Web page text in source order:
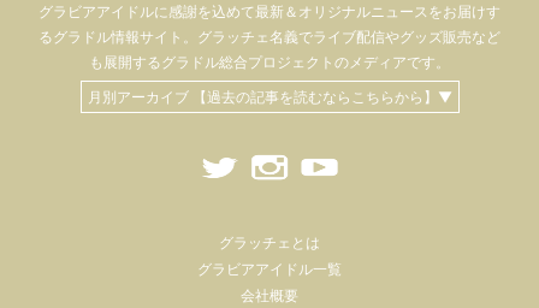
グラビアアイドルに感謝を込めて最新＆オリジナルニュースをお届けす
るグラドル情報サイト。 グラッチェ名義でライブ配信やグッズ販売など
も 展開するグラドル総合プロジェクトのメディアです。
月別アーカイブ 【過去の記事を読むならこちらから】▼
グラッチェとは
グラビアアイドル一覧
会社概要